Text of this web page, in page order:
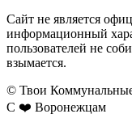
Сайт не является
информационный
пользователей не
взымается.
© Твои
С ❤️ Воронежцам